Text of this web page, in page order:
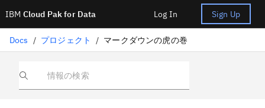
IBM Cloud Pak for Data Log In Sign Up
Docs / プロジェクト / マークダウンの虎の巻
情報の検索